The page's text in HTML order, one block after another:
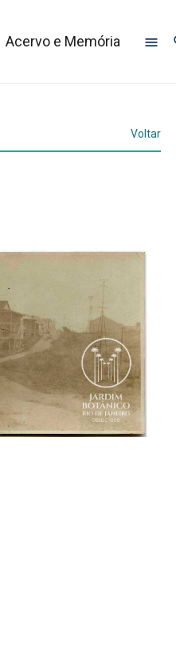
Acervo e Memória
Voltar